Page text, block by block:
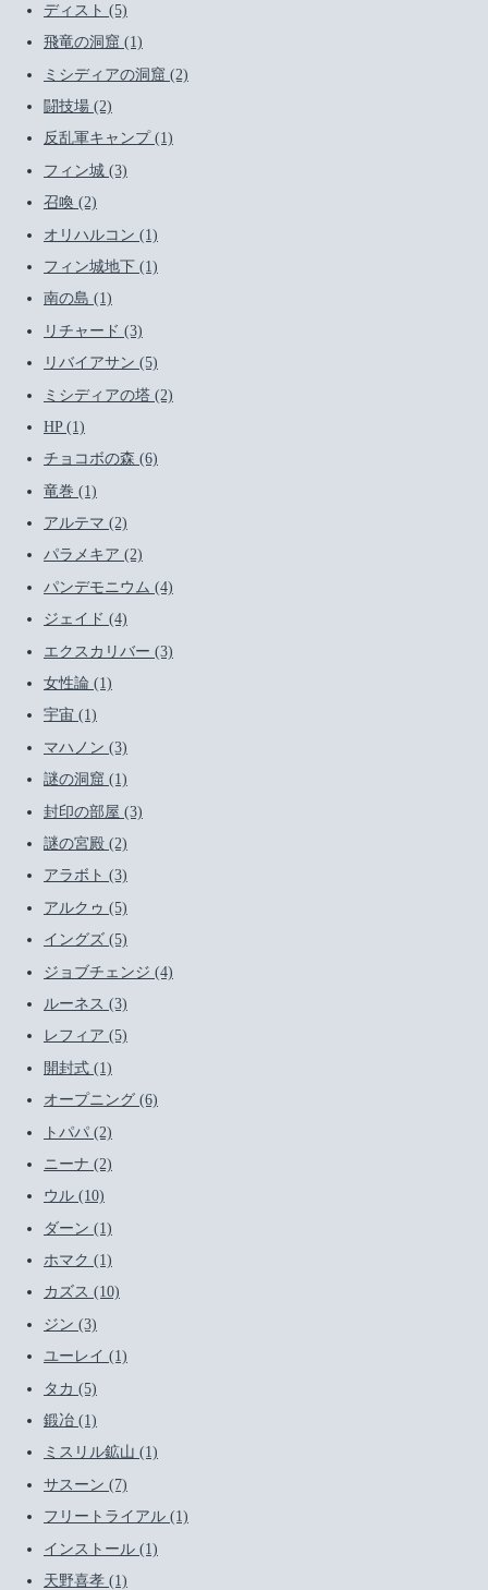
ディスト (5)
飛竜の洞窟 (1)
ミシディアの洞窟 (2)
闘技場 (2)
反乱軍キャンプ (1)
フィン城 (3)
召喚 (2)
オリハルコン (1)
フィン城地下 (1)
南の島 (1)
リチャード (3)
リバイアサン (5)
ミシディアの塔 (2)
HP (1)
チョコボの森 (6)
竜巻 (1)
アルテマ (2)
パラメキア (2)
パンデモニウム (4)
ジェイド (4)
エクスカリバー (3)
女性論 (1)
宇宙 (1)
マハノン (3)
謎の洞窟 (1)
封印の部屋 (3)
謎の宮殿 (2)
アラボト (3)
アルクゥ (5)
イングズ (5)
ジョブチェンジ (4)
ルーネス (3)
レフィア (5)
開封式 (1)
オープニング (6)
トパパ (2)
ニーナ (2)
ウル (10)
ダーン (1)
ホマク (1)
カズス (10)
ジン (3)
ユーレイ (1)
タカ (5)
鍛冶 (1)
ミスリル鉱山 (1)
サスーン (7)
フリートライアル (1)
インストール (1)
天野喜孝 (1)